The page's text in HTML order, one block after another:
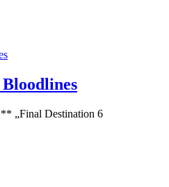
„Final Destination 6